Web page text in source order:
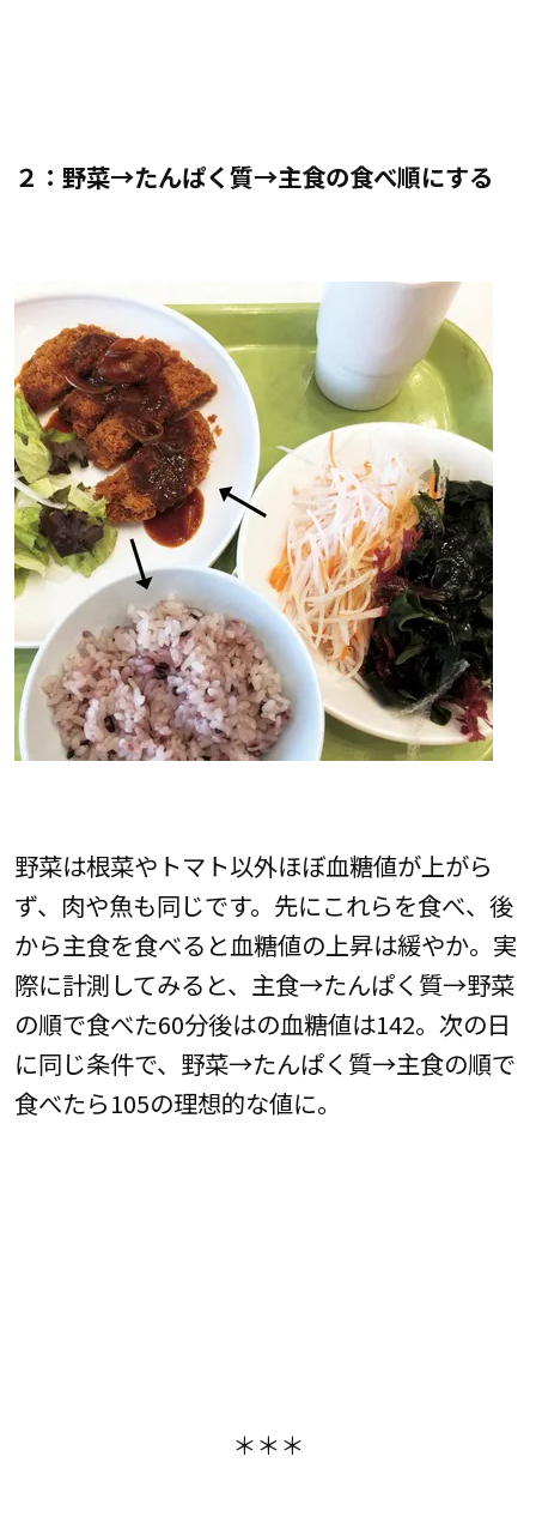
２：野菜→たんぱく質→主食の食べ順にする
野菜は根菜やトマト以外ほぼ血糖値が上がら
ず、肉や魚も同じです。先にこれらを食べ、後
から主食を食べると血糖値の上昇は緩やか。実
際に計測してみると、主食→たんぱく質→野菜
の順で食べた60分後はの血糖値は142。次の日
に同じ条件で、野菜→たんぱく質→主食の順で
食べたら105の理想的な値に。
＊＊＊